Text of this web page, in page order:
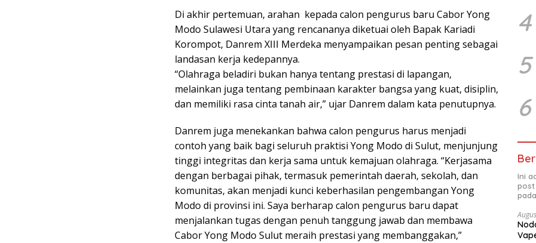
Di akhir pertemuan, arahan kepada calon pengurus baru Cabor Yong
Modo Sulawesi Utara yang rencananya diketuai oleh Bapak Kariadi
Korompot, Danrem XIII Merdeka menyampaikan pesan penting sebagai
landasan kerja kedepannya.
“Olahraga beladiri bukan hanya tentang prestasi di lapangan,
melainkan juga tentang pembinaan karakter bangsa yang kuat, disiplin,
dan memiliki rasa cinta tanah air,” ujar Danrem dalam kata penutupnya.
Danrem juga menekankan bahwa calon pengurus harus menjadi
contoh yang baik bagi seluruh praktisi Yong Modo di Sulut, menjunjung
tinggi integritas dan kerja sama untuk kemajuan olahraga. “Kerjasama
dengan berbagai pihak, termasuk pemerintah daerah, sekolah, dan
komunitas, akan menjadi kunci keberhasilan pengembangan Yong
Modo di provinsi ini. Saya berharap calon pengurus baru dapat
menjalankan tugas dengan penuh tanggung jawab dan membawa
Cabor Yong Modo Sulut meraih prestasi yang membanggakan,”
4
5
6
Ini
post